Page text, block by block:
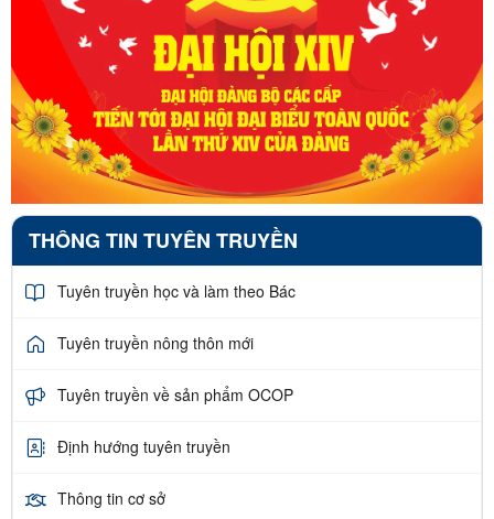
THÔNG TIN TUYÊN TRUYỀN
Tuyên truyền học và làm theo Bác
Tuyên truyền nông thôn mới
Tuyên truyền về sản phẩm OCOP
Định hướng tuyên truyền
Thông tin cơ sở